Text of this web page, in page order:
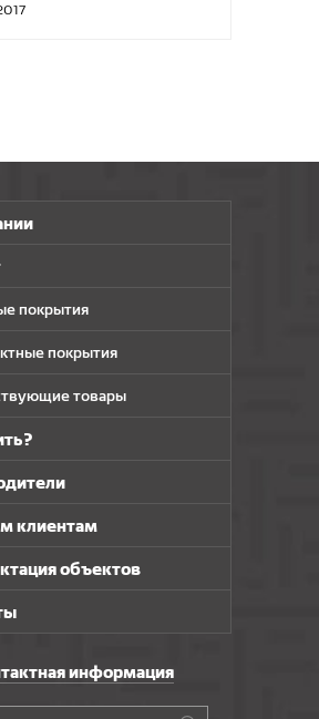
покрытия
покрытия
товары
клиентам
объектов
информация